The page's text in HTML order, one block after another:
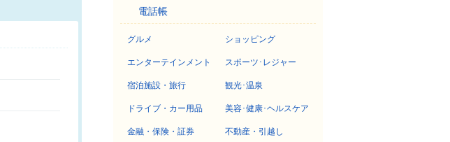
電話帳
グルメ ショッピング
エンターテインメント スポーツ･レジャー
宿泊施設・旅行 観光･温泉
ドライブ・カー用品 美容･健康･ヘルスケア
金融・保険・証券 不動産・引越し